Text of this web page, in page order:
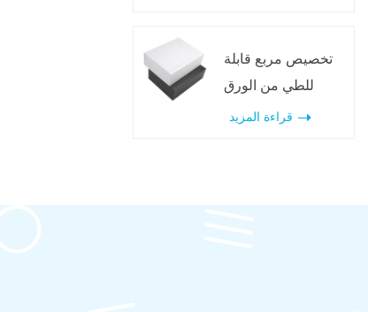
تخصيص مربع قابلة
للطي من الورق
المقوى الأبيض مع
قراءة المزيد